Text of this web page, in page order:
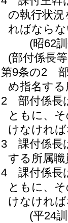
の執行状
ればなら
(昭62
(部付係長
第9条の2
め指名す
2
部付係長
ともに、
けなけれ
3
課付係長
する所属
4
課付係長
ともに、
けなけれ
(平24